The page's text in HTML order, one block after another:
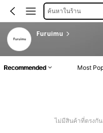
ค้นหาในร้าน
Furuimu
Recommended Most
ไม่มีสินค้าที่ตรงกัน